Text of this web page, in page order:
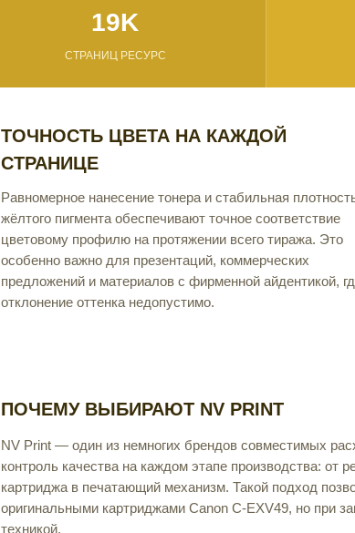
19K
СТРАНИЦ РЕСУРС
ТОЧНОСТЬ ЦВЕТА НА КАЖДОЙ
СТРАНИЦЕ
Равномерное нанесение тонера и стабильная
жёлтого пигмента обеспечивают точное соответствие
цветовому профилю на протяжении всего тиража. Это
особенно важно для презентаций, коммерческих
предложений и материалов с фирменной айдентикой,
отклонение оттенка недопустимо.
ПОЧЕМУ ВЫБИРАЮТ NV PRINT
NV Print — один из немногих брендов совместимых
контроль качества на каждом этапе производства: от
картриджа в печатающий механизм. Такой подход
оригинальными картриджами Canon C-EXV49, но при
техникой.